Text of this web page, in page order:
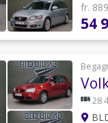
fr.
54
28